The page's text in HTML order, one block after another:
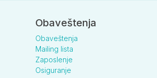
Obaveštenja
Obaveštenja
Mailing lista
Zaposlenje
Osiguranje